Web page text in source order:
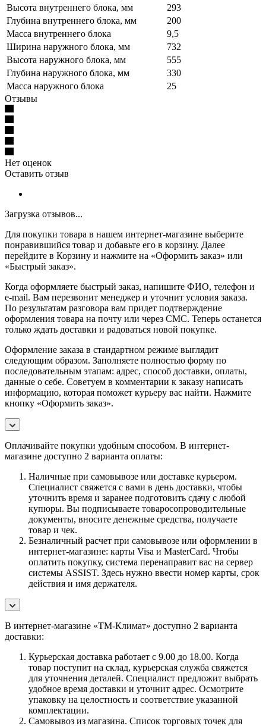
Высота внутреннего блока, мм
293
Глубина внутреннего блока, мм
200
Масса внутреннего блока
9,5
Ширина наружного блока, мм
732
Высота наружного блока, мм
555
Глубина наружного блока, мм
330
Масса наружного блока
25
Отзывы
Нет оценок
Оставить отзыв
Загрузка отзывов...
Для покупки товара в нашем интернет-магазине выберите
понравившийся товар и добавьте его в корзину. Далее
перейдите в Корзину и нажмите на «Оформить заказ» или
«Быстрый заказ».
Когда оформляете быстрый заказ, напишите ФИО, телефон и
e-mail. Вам перезвонит менеджер и уточнит условия заказа.
По результатам разговора вам придет подтверждение
оформления товара на почту или через СМС. Теперь останется
только ждать доставки и радоваться новой покупке.
Оформление заказа в стандартном режиме выглядит
следующим образом. Заполняете полностью форму по
последовательным этапам: адрес, способ доставки, оплаты,
данные о себе. Советуем в комментарии к заказу написать
информацию, которая поможет курьеру вас найти. Нажмите
кнопку «Оформить заказ».
Оплачивайте покупки удобным способом. В интернет-
магазине доступно 2 варианта оплаты:
Наличные при самовывозе или доставке курьером.
Специалист свяжется с вами в день доставки, чтобы
уточнить время и заранее подготовить сдачу с любой
купюры. Вы подписываете товаросопроводительные
документы, вносите денежные средства, получаете
товар и чек.
Безналичный расчет при самовывозе или оформлении в
интернет-магазине: карты Visa и MasterCard. Чтобы
оплатить покупку, система перенаправит вас на сервер
системы ASSIST. Здесь нужно ввести номер карты, срок
действия и имя держателя.
В интернет-магазине «ТМ-Климат» доступно 2 варианта
доставки:
Курьерская доставка работает с 9.00 до 18.00. Когда
товар поступит на склад, курьерская служба свяжется
для уточнения деталей. Специалист предложит выбрать
удобное время доставки и уточнит адрес. Осмотрите
упаковку на целостность и соответствие указанной
комплектации.
Самовывоз из магазина. Список торговых точек для